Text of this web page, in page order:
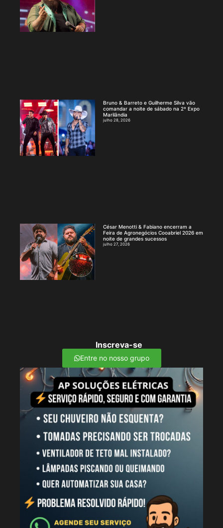
Bruno & Barreto e Guilherme Silva vão
comandar a noite de sábado na 2ª Expo
Marilândia
julho 28, 2026
César Menotti & Fabiano encerram a
Feira de Agronegócios Cooabriel 2026 em
noite de grandes sucessos
julho 27, 2026
Inscreva-se
Entre no nosso grupo